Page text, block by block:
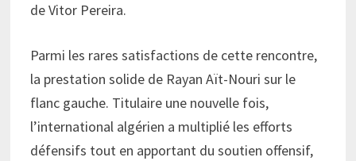
de Vitor Pereira.
Parmi les rares satisfactions de cette rencontre,
la prestation solide de Rayan Aït-Nouri sur le
flanc gauche. Titulaire une nouvelle fois,
l’international algérien a multiplié les efforts
défensifs tout en apportant du soutien offensif,